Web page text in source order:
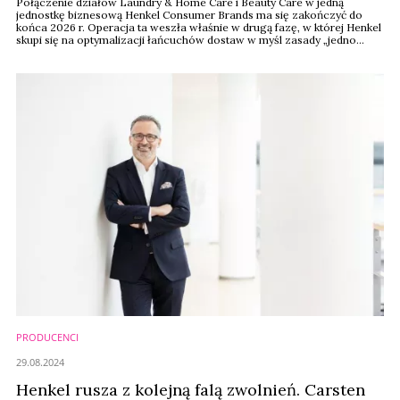
jednostkę biznesową Henkel Consumer Brands ma się zakończyć do
końca 2026 r. Operacja ta weszła właśnie w drugą fazę, w której Henkel
skupi się na optymalizacji łańcuchów dostaw w myśl zasady „jedno
PRODUCENCI
Henkel rusza z kolejną falą zwolnień. Carsten
29.08.2024